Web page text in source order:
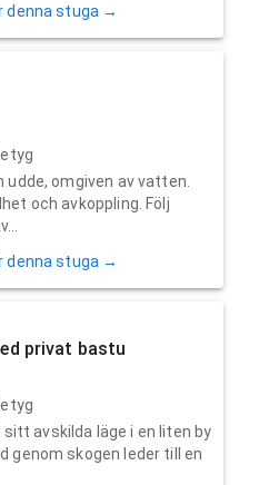
denna stuga →
omgiven av vatten.
och avkoppling. Följ
denna stuga →
privat bastu
avskilda läge i en liten by
genom skogen leder till en